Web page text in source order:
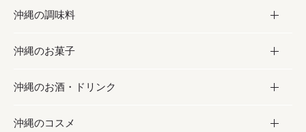
フルーツ・野菜
お肉
海産物
加工食品
缶詰／パウチ
沖縄料理
沖縄そば／乾麺
沖縄の調味料
調味料
砂糖／黒砂糖
塩
沖縄のお菓子
お菓子
黒糖
沖縄のお酒・ドリンク
お酒・ドリンク
沖縄のコスメ